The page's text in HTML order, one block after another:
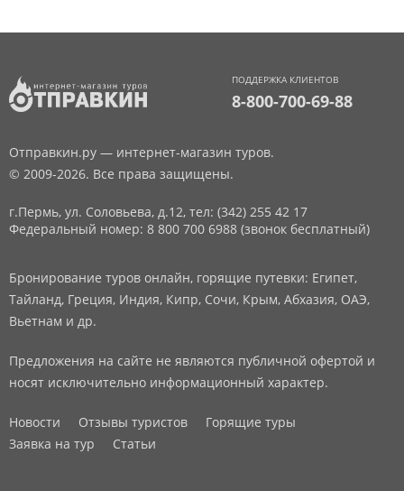
ПОДДЕРЖКА КЛИЕНТОВ
8-800-700-69-88
Отправкин.ру — интернет-магазин туров.
© 2009-2026. Все права защищены.
г.Пермь, ул. Соловьева, д.12, тел: (342) 255 42 17
Федеральный номер: 8 800 700 6988 (звонок бесплатный)
Бронирование туров онлайн, горящие путевки: Египет,
Тайланд, Греция, Индия, Кипр, Сочи, Крым, Абхазия, ОАЭ,
Вьетнам и др.
Предложения на сайте не являются публичной офертой и
носят исключительно информационный характер.
Новости Отзывы туристов
Горящие туры
Заявка на тур
Статьи